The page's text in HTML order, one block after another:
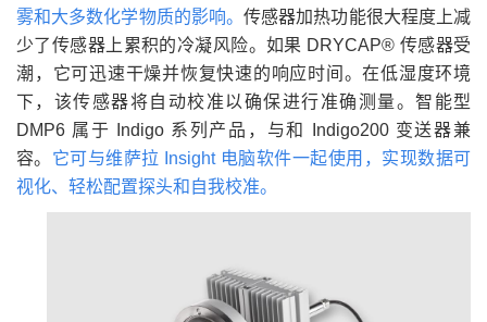
雾和大多数化学物质的影响。传感器加热功能很大程度上减
少了传感器上累积的冷凝风险。如果 DRYCAP® 传感器受
潮，它可迅速干燥并恢复快速的响应时间。在低湿度环境
下，该传感器将自动校准以确保进行准确测量。智能型
DMP6 属于 Indigo 系列产品，与和 Indigo200 变送器兼
容。 它可与维萨拉 Insight 电脑软件一起使用，实现数据可
视化、轻松配置探头和自我校准。